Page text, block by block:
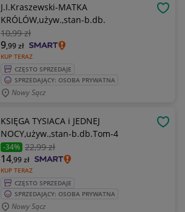
J.I.Kraszewski-MATKA
KRÓLÓW,używ.,stan-b.db.
10,99 zł
KUP TERAZ
9,99zł
CZĘSTO SPRZEDAJE
SPRZEDAJĄCY: OSOBA PRYWATNA
Nowy Sącz
KSIĘGA TYSIACA i JEDNEJ
NOCY,używ.,stan-b.db.Tom-4
-34% 22,99 zł
KUP TERAZ
14,99zł
CZĘSTO SPRZEDAJE
SPRZEDAJĄCY: OSOBA PRYWATNA
Nowy Sącz